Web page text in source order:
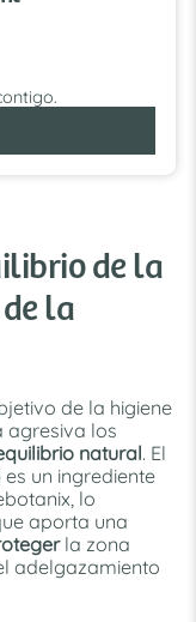
de la
la
de la higiene
agresiva los
natural. El
un ingrediente
lo
aporta una
la zona
adelgazamiento